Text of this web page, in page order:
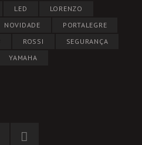
LED
LORENZO
NOVIDADE
PORTALEGRE
ROSSI
SEGURANÇA
YAMAHA